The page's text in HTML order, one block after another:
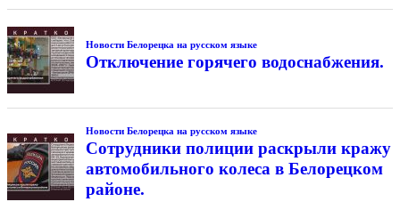
Новости Белорецка на русском языке
Отключение горячего водоснабжения.
Новости Белорецка на русском языке
Сотрудники полиции раскрыли кражу
автомобильного колеса в Белорецком
районе.